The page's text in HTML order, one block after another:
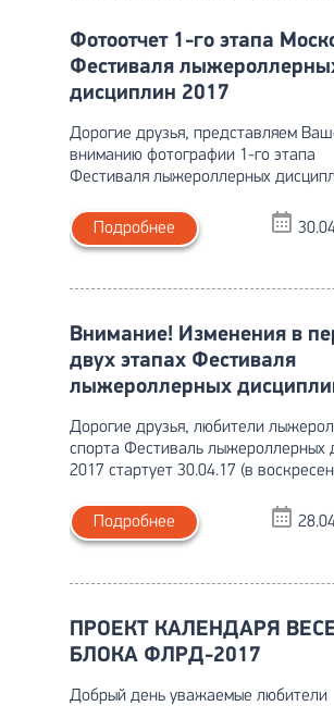
Фотоотчет 1-го этапа
Фестиваля
дисциплин 2017
Дорогие друзья, представляем
вниманию фотографии 1-го этапа
Фестиваля лыжероллерных
Подробнее
Внимание! Изменения в
двух этапах Фестиваля
лыжероллерных
Дорогие друзья, любители
спорта Фестиваль лыжероллерных
2017 стартует 30.04.17 (в
Подробнее
ПРОЕКТ КАЛЕНДАРЯ
БЛОКА ФЛРД-2017
Добрый день уважаемые любители